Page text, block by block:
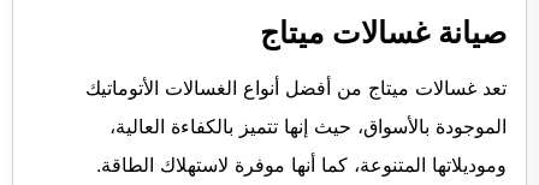
صيانة غسالات ميتاج
تعد غسالات ميتاج من أفضل أنواع الغسالات الأتوماتيك
الموجودة بالأسواق، حيث إنها تتميز بالكفاءة العالية،
وموديلاتها المتنوعة، كما أنها موفرة لاستهلاك الطاقة.